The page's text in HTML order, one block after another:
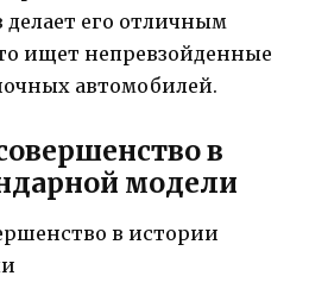
делает его отличным
ищет непревзойденные
автомобилей.
в
модели